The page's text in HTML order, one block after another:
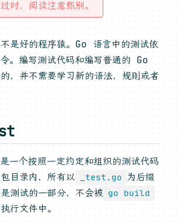
过时，阅读注意甄别。
是好的程序猿。Go 语言中的测试依
。编写测试代码和编写普通的 Go
，并不需要学习新的语法，规则或者
一个按照一定约定和组织的测试代码
目录内，所有以
_test.go
为后缀
测试的一部分，不会被 go build
行文件中。